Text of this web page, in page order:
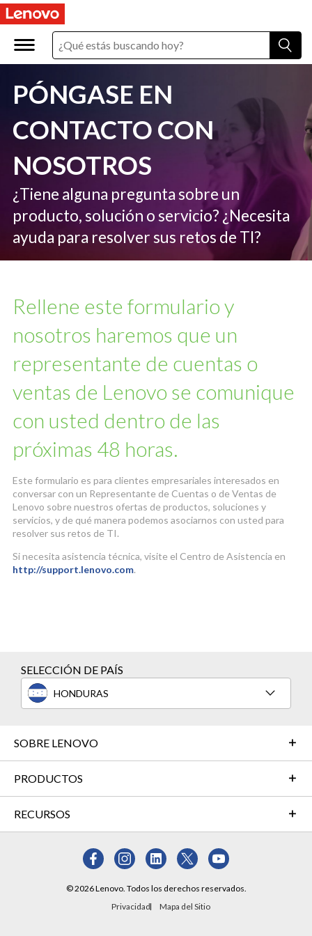
C
n
U
PÓNGASE EN
CONTACTO CON
NOSOTROS
¿Tiene alguna pregunta sobre un
producto, solución o servicio? ¿Necesita
ayuda para resolver sus retos de TI?
Rellene este formulario y
nosotros haremos que un
representante de cuentas o
ventas de Lenovo se comunique
con usted dentro de las
próximas 48 horas.
Este formulario es para clientes empresariales interesados en
conversar con un Representante de Cuentas o de Ventas de
Lenovo sobre nuestros ofertas de productos, soluciones y
servicios, y de qué manera podemos asociarnos con usted para
resolver sus retos de TI.
Si necesita asistencia técnica, visite el Centro de Asistencia en
http://support.lenovo.com.
SELECCIÓN DE PAÍS
HONDURAS
SOBRE LENOVO
PRODUCTOS
RECURSOS
© 2026 Lenovo. Todos los derechos reservados.
Privacidad
Mapa del Sitio